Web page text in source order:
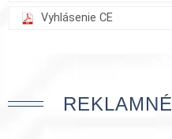
Vyhlásenie CE